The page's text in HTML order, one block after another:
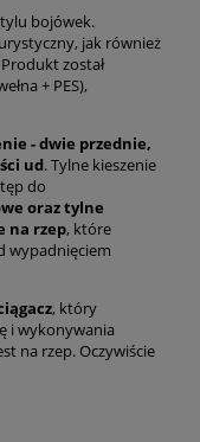
bojówek.
jak również
został
+ PES),
- dwie przednie,
ud. Tylne kieszenie
do
oraz tylne
na rzep, które
wypadnięciem
, który
i wykonywania
na rzep. Oczywiście